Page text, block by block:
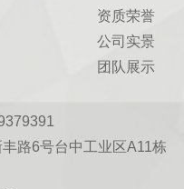
资质荣誉
公司实景
团队展示
路6号台中工业区A11栋